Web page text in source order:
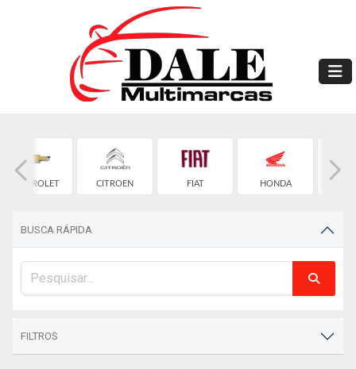
CHEVROLET CITROEN FIAT HONDA
BUSCA RÁPIDA
FILTROS